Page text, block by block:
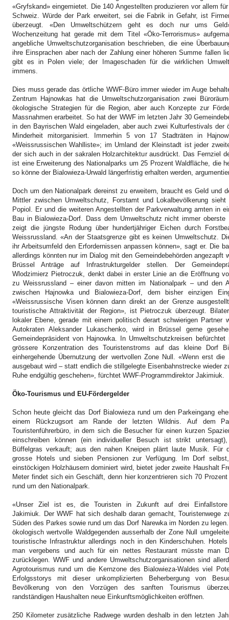
«Gryfskand» eingemietet. Die 140 Angestellten produzieren vor allem
Schweiz. Würde der Park erweitert, sei die Fabrik in Gefahr, ist
überzeugt. «Den Umweltschützern geht es doch nur ums
Wochenzeitung hat gerade mit dem Titel «Öko-Terrorismus»
angebliche Umweltschutzorganisation beschrieben, die eine
ihre Einsprachen aber nach der Zahlung einer höheren Summe fallen
gibt es in Polen viele; der Imageschaden für die wirklichen
immens.
Dies muss gerade das örtliche WWF-Büro immer wieder im Auge
Zentrum Hajnowkas hat die Umweltschutzorganisation zwei
ökologische Strategien für die Region, aber auch Konzepte zur
Massnahmen erarbeitet. So hat der WWF im letzten Jahr 30
in den Bayrischen Wald eingeladen, aber auch zwei Kulturfestivals der
Minderheit mitorganisiert. Immerhin 5 von 17 Stadträten in
«Weissrussischen Wahlliste»; im Umland der Kleinstadt ist jeder
der sich auch in der sakralen Holzarchitektur ausdrückt. Das Fernziel
ist eine Erweiterung des Nationalparks um 25 Prozent Waldfläche, die
so könne der Bialowieza-Urwald längerfristig erhalten werden,
Doch um den Nationalpark dereinst zu erweitern, braucht es Geld und
Mittler zwischen Umweltschutz, Forstamt und Lokalbevölkerung sieht
Popiol. Er und die weiteren Angestellten der Parkverwaltung amten in
Bau in Bialowieza-Dorf. Dass dem Umweltschutz nicht immer oberste
zeigt die jüngste Rodung über hundertjähriger Eichen durch
Weissrussland. «An der Staatsgrenze gibt es keinen Umweltschutz.
ihr Arbeitsumfeld den Erfordernissen anpassen können», sagt er. Die
allerdings könnten nur im Dialog mit den Gemeindebehörden angezapft
Brüssel Anträge auf Infrastrukturgelder stellen. Der
Wlodzimierz Pietroczuk, denkt dabei in erster Linie an die Eröffnung
zu Weissrussland – einer davon mitten im Nationalpark – und den
zwischen Hajnowka und Bialowieza-Dorf, dem bisher einzigen
«Weissrussische Visen können dann direkt an der Grenze
touristische Attraktivität der Region», ist Pietroczuk überzeugt.
lokaler Ebene, gerade mit einem politisch derart schwierigen Partner
Autokraten Aleksander Lukaschenko, wird in Brüssel gerne
Gemeindepräsident von Hajnowka. In Umweltschutzkreisen
grössere Konzentration des Touristenstroms auf das kleine Dorf
einhergehende Übernutzung der wertvollen Zone Null. «Wenn erst
ausgebaut wird – statt endlich die stillgelegte Eisenbahnstrecke wieder
Ruhe endgültig geschehen», fürchtet WWF-Programmdirektor Jakimiuk.
Öko-Tourismus und EU-Fördergelder
Schon heute gleicht das Dorf Bialowieza rund um den Parkeingang
einem Rückzugsort am Rande der letzten Wildnis. Auf dem
Touristenführerbüro, in dem sich die Besucher für einen kurzen
einschreiben können (ein individueller Besuch ist strikt
Büffelgras verkauft; aus den nahen Kneipen plärrt laute Musik. Für
grosse Hotels und sieben Pensionen zur Verfügung. Im Dorf
einstöckigen Holzhäusern dominiert wird, bietet jeder zweite Haushalt
Meter findet sich ein Geschäft, denn hier konzentrieren sich 70 Prozent
rund um den Nationalpark.
«Unser Ziel ist es, die Touristen in Zukunft auf drei
Jakimiuk. Der WWF hat sich deshalb daran gemacht, Touristenwege
Süden des Parkes sowie rund um das Dorf Narewka im Norden zu
ökologisch wertvolle Waldgegenden ausserhalb der Zone Null
touristische Infrastruktur allerdings noch in den Kinderschuhen.
man vergebens und auch für ein nettes Restaurant müsste man
zurücklegen. WWF und andere Umweltschutzorganisationen sind
Agrotourismus rund um die Kernzone des Bialowieza-Waldes viel
Erfolgsstorys mit dieser unkomplizierten Beherbergung von
Bevölkerung von den Vorzügen des sanften Tourismus
randständigen Haushalten neue Einkunftsmöglichkeiten eröffnen.
250 Kilometerzusätzliche Radwege wurden deshalb in den letzten